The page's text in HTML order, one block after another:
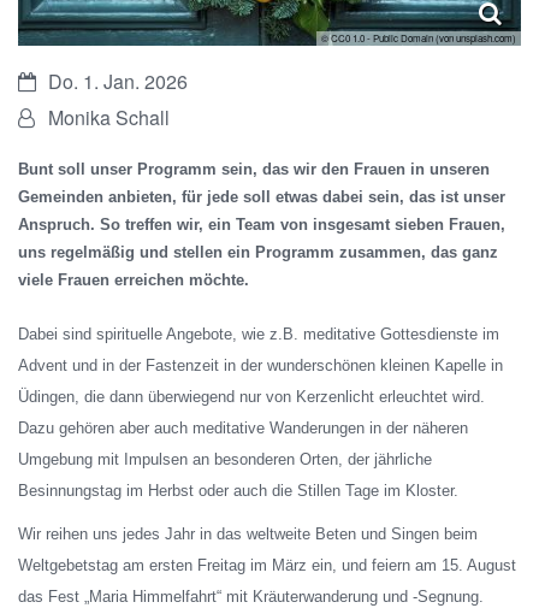
© CC0 1.0 - Public Domain (von unsplash.com)
Datum:Do. 1. Jan. 2026
Von:Monika Schall
Bunt soll unser Programm sein, das wir den Frauen in unseren
Gemeinden anbieten, für jede soll etwas dabei sein, das ist unser
Anspruch. So treffen wir, ein Team von insgesamt sieben Frauen,
uns regelmäßig und stellen ein Programm zusammen, das ganz
viele Frauen erreichen möchte.
Dabei sind spirituelle Angebote, wie z.B. meditative Gottesdienste im
Advent und in der Fastenzeit in der wunderschönen kleinen Kapelle in
Üdingen, die dann überwiegend nur von Kerzenlicht erleuchtet wird.
Dazu gehören aber auch meditative Wanderungen in der näheren
Umgebung mit Impulsen an besonderen Orten, der jährliche
Besinnungstag im Herbst oder auch die Stillen Tage im Kloster.
Wir reihen uns jedes Jahr in das weltweite Beten und Singen beim
Weltgebetstag am ersten Freitag im März ein, und feiern am 15. August
das Fest „Maria Himmelfahrt“ mit Kräuterwanderung und -Segnung.